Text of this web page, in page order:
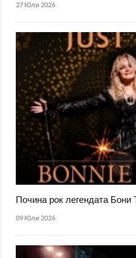
27 Юли 2026
Почина рок легендата Бони
09 Юли 2026